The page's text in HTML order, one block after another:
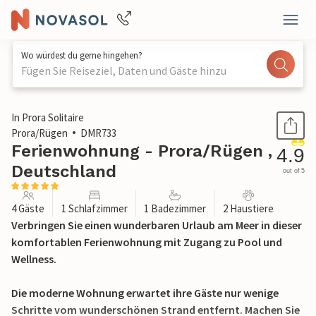
Wo würdest du gerne hingehen?
Fügen Sie Reiseziel, Daten und Gäste hinzu
1 / 41
In Prora Solitaire
Prora/Rügen
DMR733
Ferienwohnung - Prora/Rügen ,
Deutschland
4.9
out of 5
4 Gäste 1 Schlafzimmer 1 Badezimmer 2 Haustiere
Verbringen Sie einen wunderbaren Urlaub am Meer in dieser
komfortablen Ferienwohnung mit Zugang zu Pool und
Wellness.
Die moderne Wohnung erwartet ihre Gäste nur wenige
Schritte vom wunderschönen Strand entfernt. Machen Sie